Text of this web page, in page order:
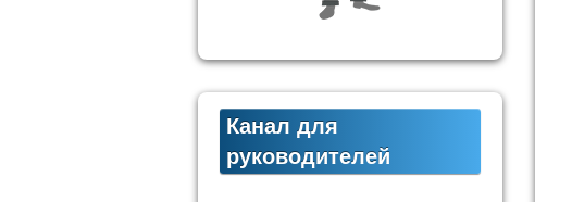
Канал для
руководителей